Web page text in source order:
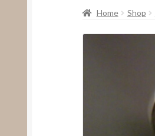
Home Shop